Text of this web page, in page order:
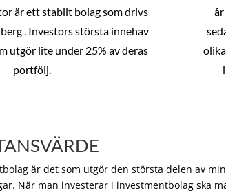
är ett stabilt bolag som drivs
. Investors största innehav
utgör lite under 25% av deras
portfölj.
år
är det som utgör den största delen av
När man investerar i investmentbolag ska